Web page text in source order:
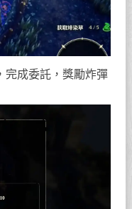
完成委託，獎勵炸彈